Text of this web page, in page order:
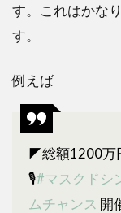
す。これはかな
す。
例えば
◤総額1200万
🎙#マスクドシ
ムチャンス 開